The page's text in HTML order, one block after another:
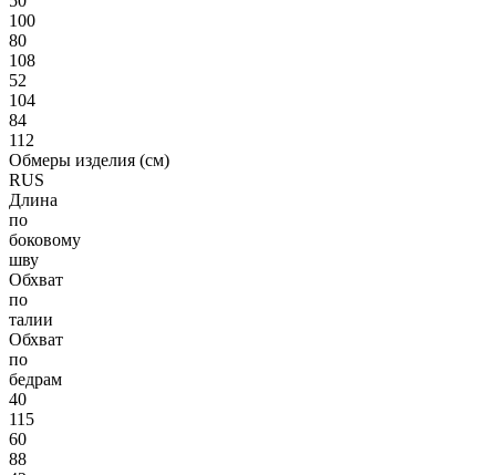
100
80
108
52
104
84
112
Обмеры изделия (см)
RUS
Длина
по
боковому
шву
Обхват
по
талии
Обхват
по
бедрам
40
115
60
88